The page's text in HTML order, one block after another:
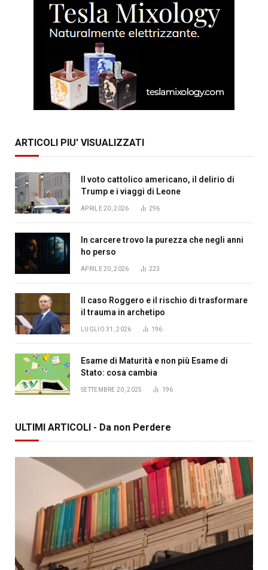
ARTICOLI PIU' VISUALIZZATI
Il voto cattolico americano, il delirio di
Trump e i viaggi di Leone
APRILE 20, 2026 296
In carcere trovo la purezza che negli anni
ho perso
APRILE 20, 2026 223
Il caso Roggero e il rischio di trasformare
il trauma in archetipo
LUGLIO 31, 2026 196
Esame di Maturità e non più Esame di
Stato: cosa cambia
SETTEMBRE 20, 2025 196
ULTIMI ARTICOLI - Da non Perdere